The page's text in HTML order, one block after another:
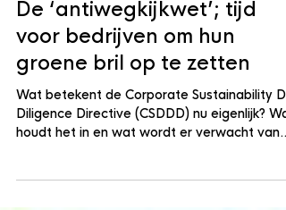
Blue Building Institute
17 jun 2024
4 minuten om te lezen
ESG
De ‘antiwegkijkwet’; tijd
voor bedrijven om hun